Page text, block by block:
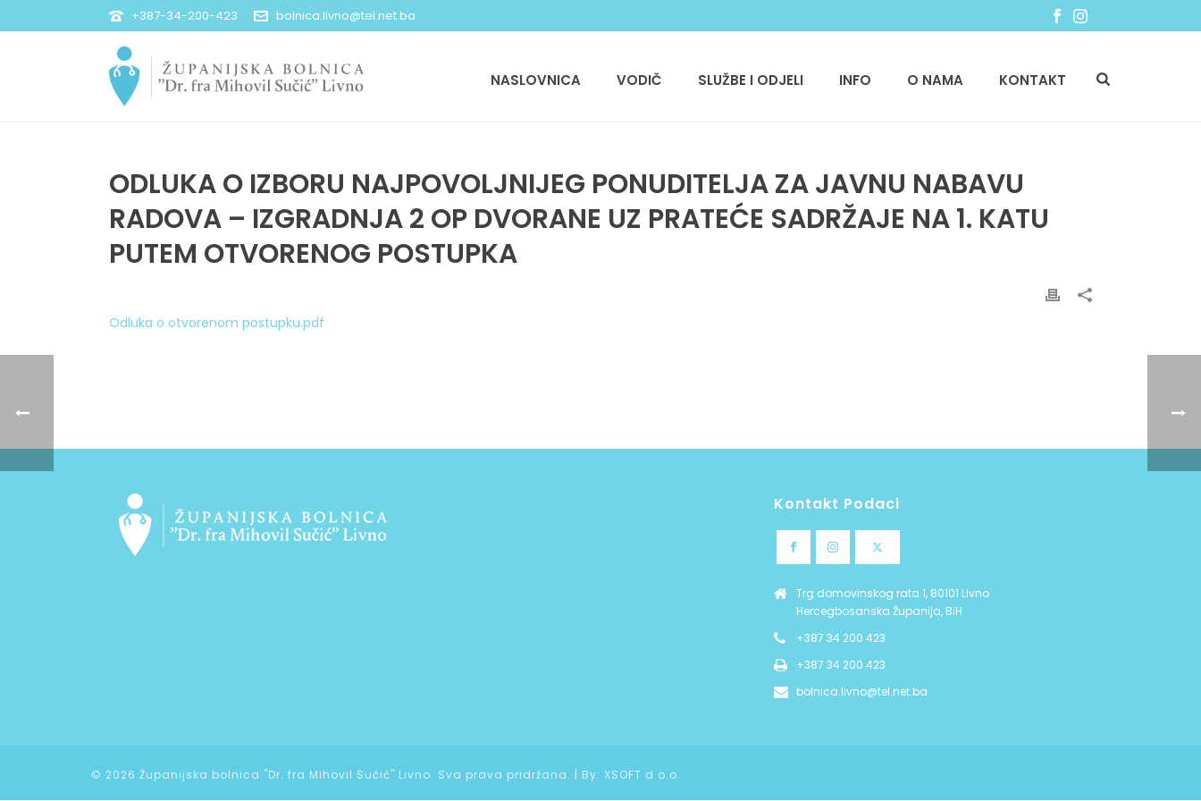
+387-34-200-423 bolnica.livno@tel.net.ba
NASLOVNICA VODIČ SLUŽBE I ODJELI INFO O NAMA KONTAKT
ODLUKA O IZBORU NAJPOVOLJNIJEG PONUDITELJA ZA JAVNU NABAVU
RADOVA – IZGRADNJA 2 OP DVORANE UZ PRATEĆE SADRŽAJE NA 1. KATU
PUTEM OTVORENOG POSTUPKA
Odluka o otvorenom postupku.pdf
Kontakt Podaci
Trg domovinskog rata 1, 80101 Livno
Hercegbosanska Županija, BiH
+387 34 200 423
+387 34 200 423
bolnica.livno@tel.net.ba
© 2026 Županijska bolnica "Dr. fra Mihovil Sučić" Livno. Sva prava pridržana. | By: XSOFT d.o.o.